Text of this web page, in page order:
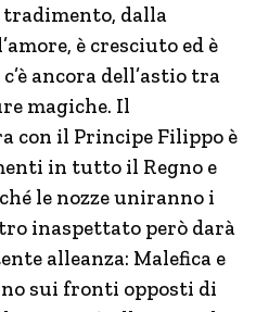
dalla
è cresciuto ed è
ancora dell’astio tra
magiche. Il
con il Principe Filippo è
in tutto il Regno e
le nozze uniranno i
inaspettato però darà
alleanza: Malefica e
sui fronti opposti di